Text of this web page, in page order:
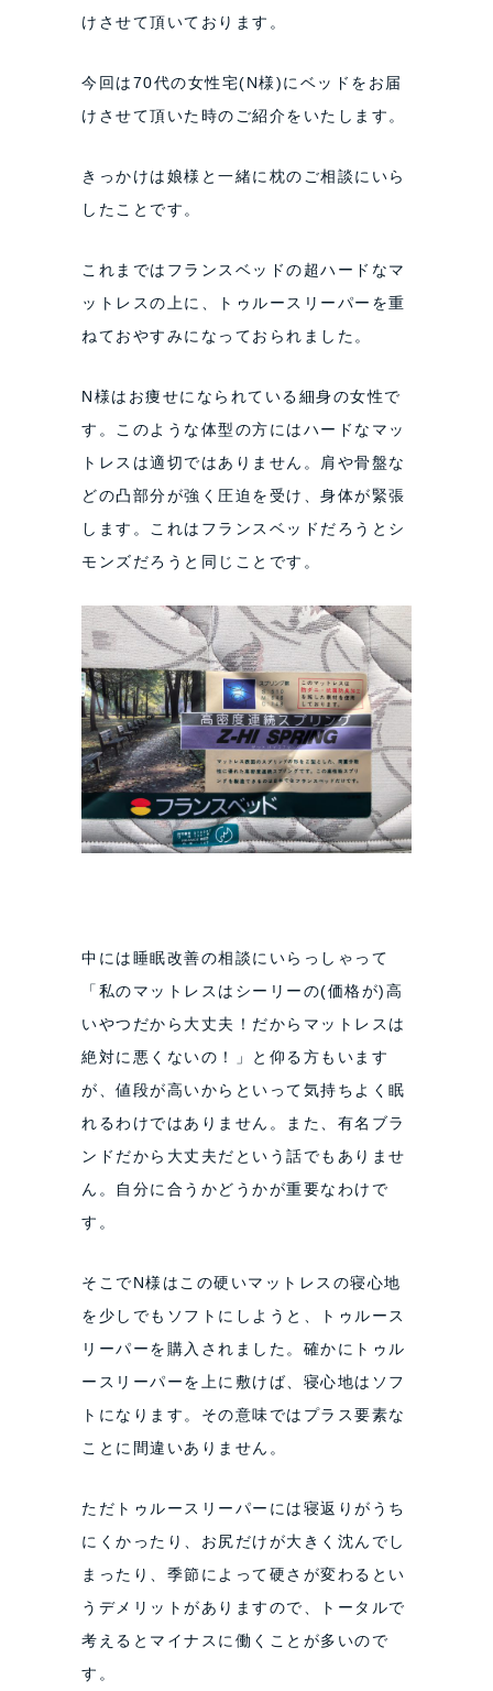
けさせて頂いております。
今回は70代の女性宅(N様)にベッドをお届
けさせて頂いた時のご紹介をいたします。
きっかけは娘様と一緒に枕のご相談にいら
したことです。
これまではフランスベッドの超ハードなマ
ットレスの上に、トゥルースリーパーを重
ねておやすみになっておられました。
N様はお痩せになられている細身の女性で
す。このような体型の方にはハードなマッ
トレスは適切ではありません。肩や骨盤な
どの凸部分が強く圧迫を受け、身体が緊張
します。これはフランスベッドだろうとシ
モンズだろうと同じことです。
中には睡眠改善の相談にいらっしゃって
「私のマットレスはシーリーの(価格が)高
いやつだから大丈夫！だからマットレスは
絶対に悪くないの！」と仰る方もいます
が、値段が高いからといって気持ちよく眠
れるわけではありません。また、有名ブラ
ンドだから大丈夫だという話でもありませ
ん。自分に合うかどうかが重要なわけで
す。
そこでN様はこの硬いマットレスの寝心地
を少しでもソフトにしようと、トゥルース
リーパーを購入されました。確かにトゥル
ースリーパーを上に敷けば、寝心地はソフ
トになります。その意味ではプラス要素な
ことに間違いありません。
ただトゥルースリーパーには寝返りがうち
にくかったり、お尻だけが大きく沈んでし
まったり、季節によって硬さが変わるとい
うデメリットがありますので、トータルで
考えるとマイナスに働くことが多いので
す。